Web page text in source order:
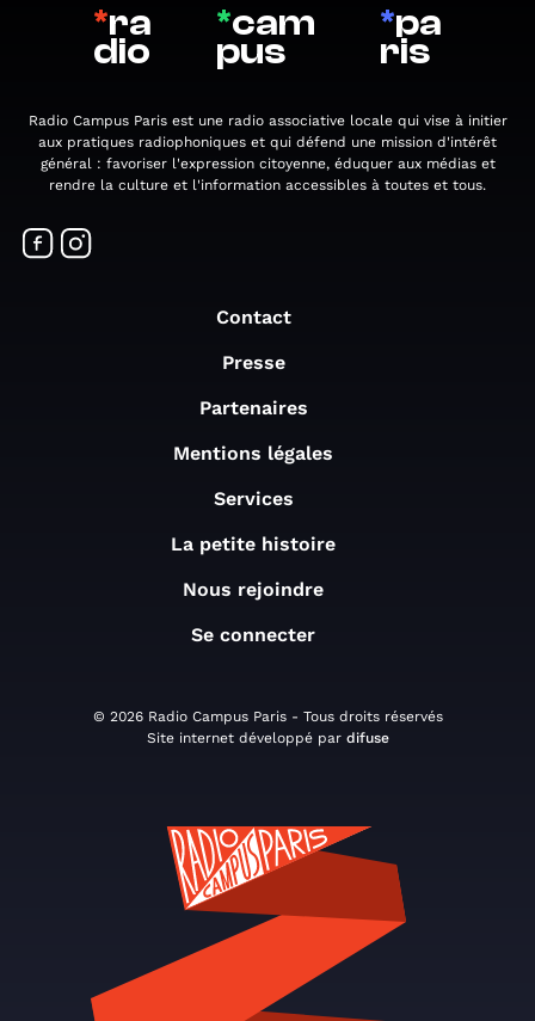
*ra
dio
*cam
pus
*pa
ris
Radio Campus Paris est une radio associative locale qui vise à initier
aux pratiques radiophoniques et qui défend une mission d'intérêt
général : favoriser l'expression citoyenne, éduquer aux médias et
rendre la culture et l'information accessibles à toutes et tous.
Contact
Presse
Partenaires
Mentions légales
Services
La petite histoire
Nous rejoindre
Se connecter
© 2026 Radio Campus Paris - Tous droits réservés
Site internet développé par difuse